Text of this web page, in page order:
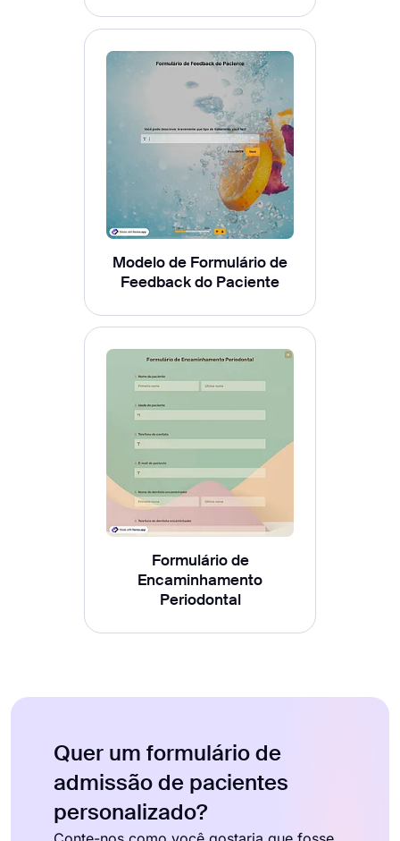
Modelo de Formulário de
Feedback do Paciente
Formulário de
Encaminhamento
Periodontal
Quer um formulário de
admissão de pacientes
personalizado?